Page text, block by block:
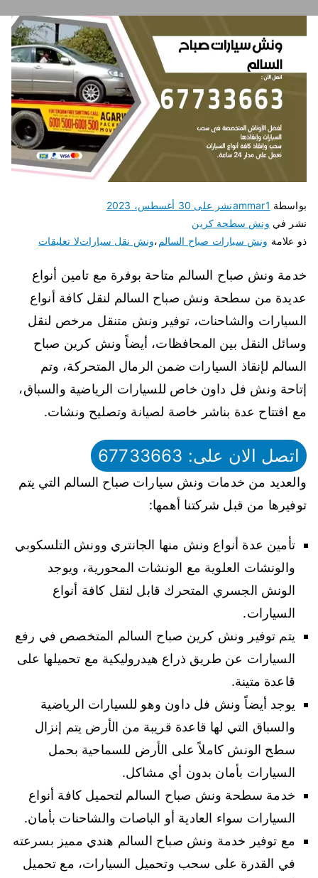
بواسطة ammar1نشر على 30 أغسطس، 2023
نشر في ونش سطحة كرين
ذو علامة ونش سيارات صباح السالم ،ونش نقل سياراتلا تعليقات
خدمة ونش صباح السالم متاحة بوفرة مع تامين أنواع
عديدة من سطحة ونش صباح السالم لنقل كافة أنواع
السيارات والشاحنات، توفير ونش متنقل مرخص لنقل
وسائل النقل بين المحافظات، أيضاً ونش كرين صباح
السالم لإنقاذ السيارات ضمن الرمال المتحركة، وتم
إتاحة ونش فل داون خاص للسيارات الرياضية والسباق،
مع افتتاح عدة بناشر خاصة لصيانة وتصليح ونشات.
اتصل الان على: 67733663
والعديد من خدمات ونش سيارات صباح السالم التي يتم
توفيرها من قبل شركتنا أهمها:
تأمين عدة أنواع ونش منها الجانتري وونش التلسكوبي
والونشات العلوية مع الونشات المحورية، ويوجد
الونش الجسري المتحرك قابل لنقل كافة أنواع
السيارات.
يتم توفير ونش كرين صباح السالم المتخصص في رفع
السيارات عن طريق ذراع هيدروليكية مع تحميلها على
قاعدة متينة.
يوجد أيضاً ونش فل داون وهو للسيارات الرياضية
والسباق التي لها قاعدة قريبة من الأرض يتم إنزال
سطح الونش كاملاً على الأرض للسماحية بحمل
السيارات بأمان بدون أي مشاكل.
خدمة سطحة ونش صباح السالم لتحميل كافة أنواع
السيارات سواء العادية أو الباصات والشاحنات بأمان.
مع توفير خدمة ونش صباح السالم هندي مميز بسرعته
في القدرة على سحب وتحميل السيارات، مع تحميل